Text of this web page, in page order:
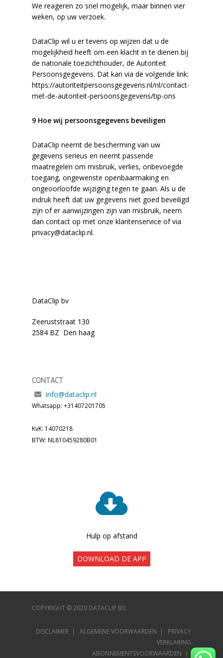
We reageren zo snel mogelijk, maar binnen vier
weken, op uw verzoek.
DataClip wil u er tevens op wijzen dat u de
mogelijkheid heeft om een klacht in te dienen bij
de nationale toezichthouder, de Autoriteit
Persoonsgegevens. Dat kan via de volgende link:
https://autoriteitpersoonsgegevens.nl/nl/contact-
met-de-autoriteit-persoonsgegevens/tip-ons
9 Hoe wij persoonsgegevens beveiligen
DataClip neemt de bescherming van uw
gegevens serieus en neemt passende
maatregelen om misbruik, verlies, onbevoegde
toegang, ongewenste openbaarmaking en
ongeoorloofde wijziging tegen te gaan. Als u de
indruk heeft dat uw gegevens niet goed beveiligd
zijn of er aanwijzingen zijn van misbruik, neem
dan contact op met onze klantenservice of via
privacy@dataclip.nl.
DataClip bv
Zeeruststraat 130
2584 BZ Den haag
CONTACT
info@dataclip.nl
Whatsapp: +31407201705
KvK: 14070218
BTW: NL810459280B01
Hulp op afstand
DOWNLOAD DE APP
COPYRIGHT © 2020 DATACLIP BV.
DISCLAIMER | ALGEMENE VOORWAARDEN | PRIVACY
VERKLARING
ABONNEMENTSVOORWAARDEN |